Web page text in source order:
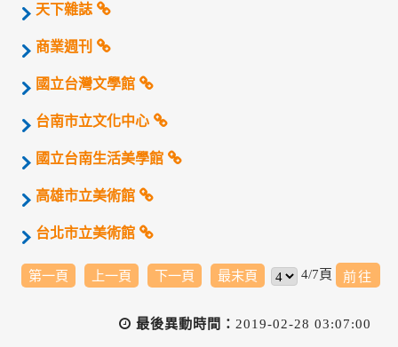
天下雜誌
商業週刊
國立台灣文學館
台南市立文化中心
國立台南生活美學館
高雄市立美術館
台北市立美術館
第一頁 上一頁 下一頁 最末頁 4/7頁
最後異動時間： 2019-02-28 03:07:00